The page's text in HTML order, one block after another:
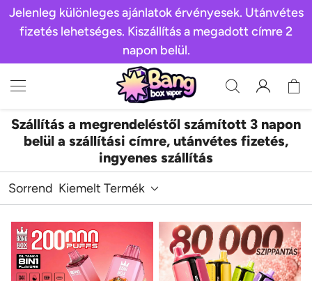
Jelenleg különleges ajánlatok érvényesek. Utánvétes
fizetés lehetséges. Kiszállítás a megadott címre 2
napon belül.
Szállítás a megrendeléstől számított 3 napon
belül a szállítási címre, utánvétes fizetés,
ingyenes szállítás
Sorrend Kiemelt Termék